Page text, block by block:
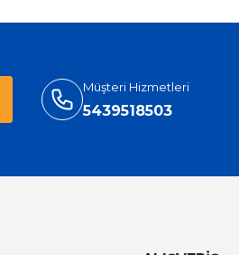
Müşteri Hizmetleri
5439518503